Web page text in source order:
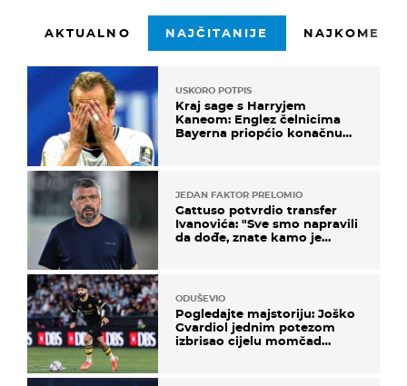
AKTUALNO NAJČITANIJE
USKORO POTPIS
Kraj sage s Harryjem
Kaneom: Englez čelnicima
Bayerna priopćio konačnu
JEDAN FAKTOR PRELOMIO
Gattuso potvrdio transfer
Ivanovića: "Sve smo napravili
da dođe, znate kamo je
ODUŠEVIO
Pogledajte majstoriju: Joško
Gvardiol jednim potezom
izbrisao cijelu momčad